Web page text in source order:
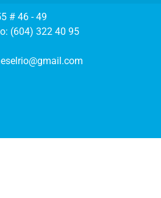
# 46 - 49
(604) 322 40 95